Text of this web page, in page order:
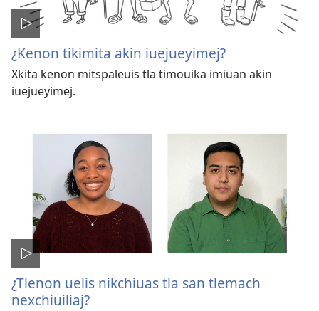
¿Kenon tikimita akin iuejueyimej?
Xkita kenon mitspaleuis tla timouika imiuan akin
iuejueyimej.
¿Tlenon uelis nikchiuas tla san tlemach
nexchiuiliaj?